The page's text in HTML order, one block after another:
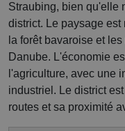
Straubing, bien qu'elle
district. Le paysage
la forêt bavaroise et
Danube. L'économie
l'agriculture, avec une
industriel. Le district
routes et sa proximité